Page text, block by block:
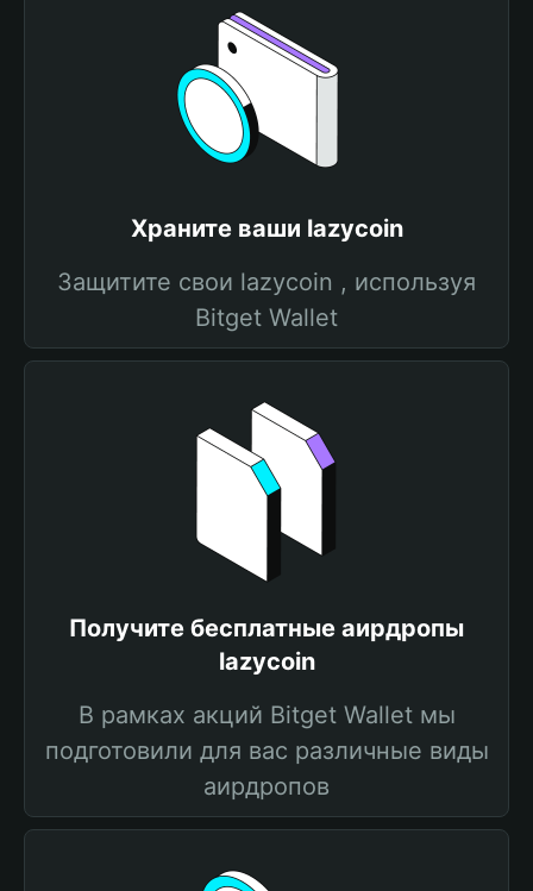
Храните ваши lazycoin
Защитите свои lazycoin , используя
Bitget Wallet
Получите бесплатные аирдропы
lazycoin
В рамках акций Bitget Wallet мы
подготовили для вас различные виды
аирдропов